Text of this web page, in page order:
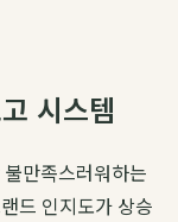
시스템
만족스러워하는
드 인지도가 상승